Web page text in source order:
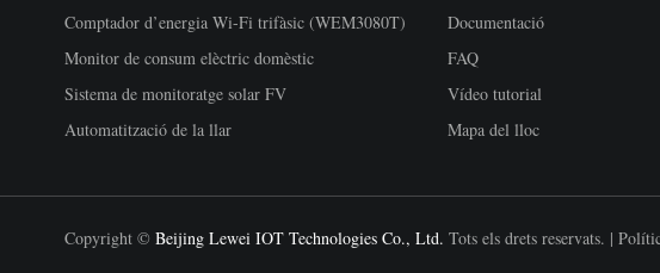
Comptador d’energia Wi-Fi trifàsic (WEM3080T)
Monitor de consum elèctric domèstic
Sistema de monitoratge solar FV
Automatització de la llar
Documentació
FAQ
Vídeo tutorial
Mapa del lloc
Copyright © Beijing Lewei IOT Technologies Co., Ltd. Tots els drets reservats. |